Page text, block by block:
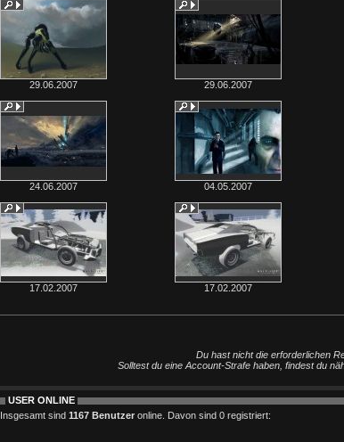
29.06.2007 29.06.2007
24.06.2007 04.05.2007
17.02.2007 17.02.2007
Du hast nicht die erforderlichen
Solltest du eine Account-Strafe haben, findest du
USER ONLINE
Insgesamt sind 1167 Benutzeronline. Davon sind 0 registriert: